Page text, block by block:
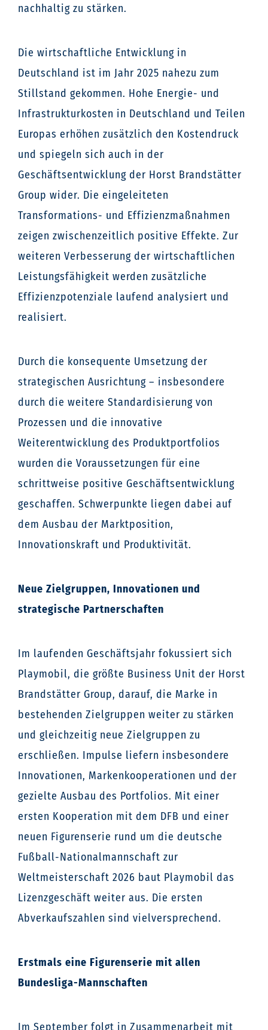
nachhaltig zu stärken.
Die wirtschaftliche Entwicklung in
Deutschland ist im Jahr 2025 nahezu zum
Stillstand gekommen. Hohe Energie- und
Infrastrukturkosten in Deutschland und Teilen
Europas erhöhen zusätzlich den Kostendruck
und spiegeln sich auch in der
Geschäftsentwicklung der Horst Brandstätter
Group wider. Die eingeleiteten
Transformations- und Effizienzmaßnahmen
zeigen zwischenzeitlich positive Effekte. Zur
weiteren Verbesserung der wirtschaftlichen
Leistungsfähigkeit werden zusätzliche
Effizienzpotenziale laufend analysiert und
realisiert.
Durch die konsequente Umsetzung der
strategischen Ausrichtung – insbesondere
durch die weitere Standardisierung von
Prozessen und die innovative
Weiterentwicklung des Produktportfolios
wurden die Voraussetzungen für eine
schrittweise positive Geschäftsentwicklung
geschaffen. Schwerpunkte liegen dabei auf
dem Ausbau der Marktposition,
Innovationskraft und Produktivität.
Neue Zielgruppen, Innovationen und
strategische Partnerschaften
Im laufenden Geschäftsjahr fokussiert sich
Playmobil, die größte Business Unit der Horst
Brandstätter Group, darauf, die Marke in
bestehenden Zielgruppen weiter zu stärken
und gleichzeitig neue Zielgruppen zu
erschließen. Impulse liefern insbesondere
Innovationen, Markenkooperationen und der
gezielte Ausbau des Portfolios. Mit einer
ersten Kooperation mit dem DFB und einer
neuen Figurenserie rund um die deutsche
Fußball-Nationalmannschaft zur
Weltmeisterschaft 2026 baut Playmobil das
Lizenzgeschäft weiter aus. Die ersten
Abverkaufszahlen sind vielversprechend.
Erstmals eine Figurenserie mit allen
Bundesliga-Mannschaften
Im September folgt in Zusammenarbeit mit